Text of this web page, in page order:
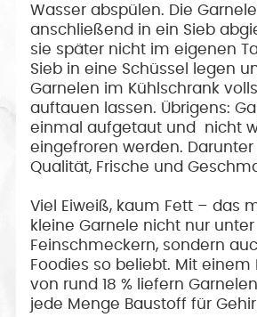
Wasser abspülen. Die
anschließend in ein Sieb
sie später nicht im eigenen
Sieb in eine Schüssel legen
Garnelen im Kühlschrank
auftauen lassen. Übrigens:
einmal aufgetaut und nicht
eingefroren werden. Darunter
Qualität, Frische und
Viel Eiweiß, kaum Fett – das
kleine Garnele nicht nur unter
Feinschmeckern, sondern
Foodies so beliebt. Mit einem
von rund 18 % liefern
jede Menge Baustoff für